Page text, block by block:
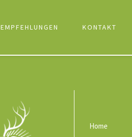
EMPFEHLUNGEN KONTAKT
Home